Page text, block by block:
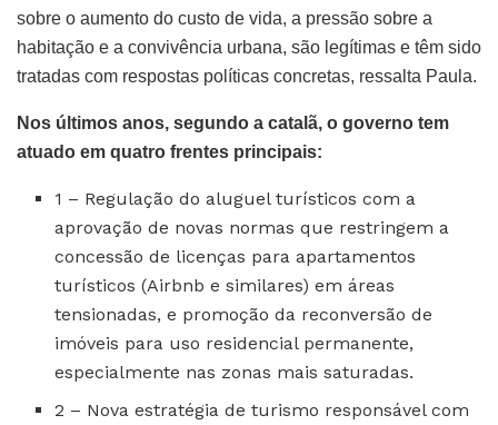
sobre o aumento do custo de vida, a pressão sobre a
habitação e a convivência urbana, são legítimas e têm sido
tratadas com respostas políticas concretas, ressalta Paula.
Nos últimos anos, segundo a catalã, o governo tem
atuado em quatro frentes principais:
1 – Regulação do aluguel turísticos com a
aprovação de novas normas que restringem a
concessão de licenças para apartamentos
turísticos (Airbnb e similares) em áreas
tensionadas, e promoção da reconversão de
imóveis para uso residencial permanente,
especialmente nas zonas mais saturadas.
2 – Nova estratégia de turismo responsável com